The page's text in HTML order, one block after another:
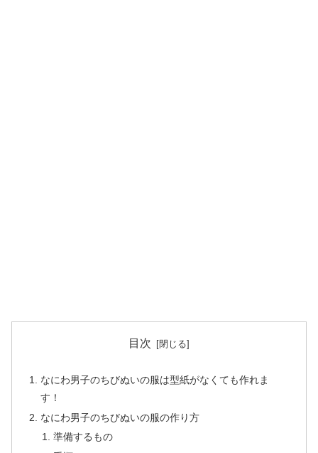
目次
なにわ男子のちびぬいの服は型紙がなくても作れま
す！
なにわ男子のちびぬいの服の作り方
準備するもの